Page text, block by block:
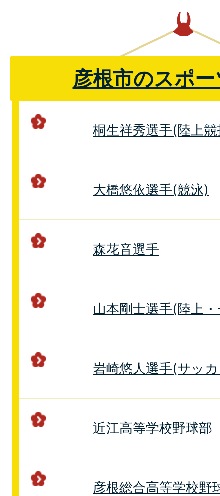
彦根市のスポ
桐生祥秀選手(陸上
大橋悠依選手(競泳)
森花音選手
山本剛士選手(陸上
岩崎悠人選手(サッ
近江高等学校野球部
彦根総合高等学校野